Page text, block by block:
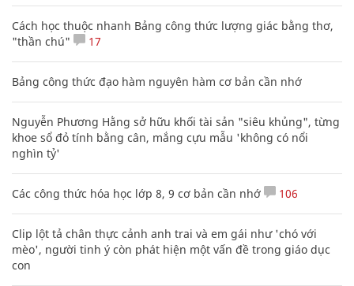
Cách học thuộc nhanh Bảng công thức lượng giác bằng thơ,
"thần chú"
17
Bảng công thức đạo hàm nguyên hàm cơ bản cần nhớ
Nguyễn Phương Hằng sở hữu khối tài sản "siêu khủng", từng
khoe sổ đỏ tính bằng cân, mắng cựu mẫu 'không có nổi
nghìn tỷ'
Các công thức hóa học lớp 8, 9 cơ bản cần nhớ 106
Clip lột tả chân thực cảnh anh trai và em gái như 'chó với
mèo', người tinh ý còn phát hiện một vấn đề trong giáo dục
con